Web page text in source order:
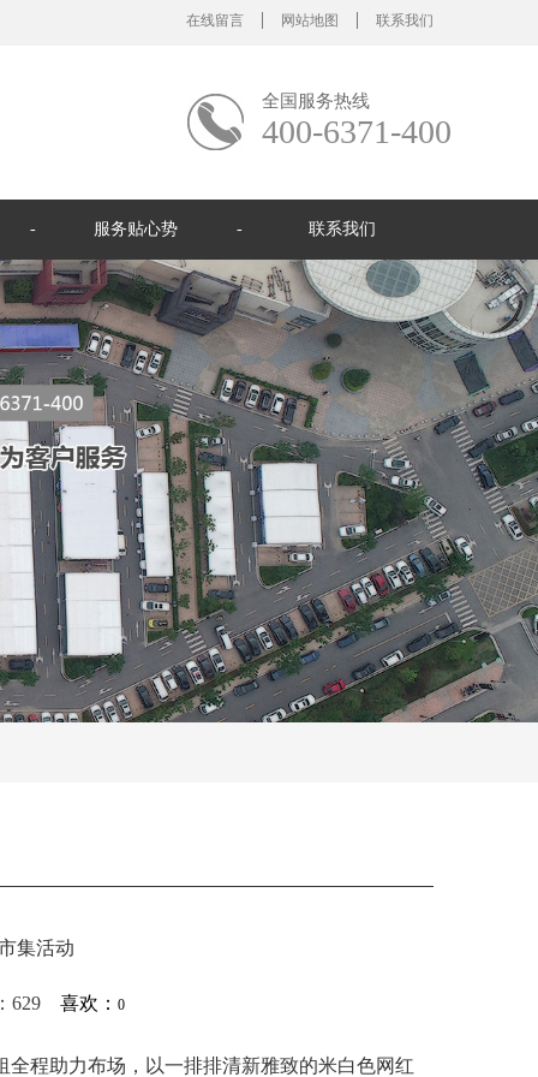
在线留言 网站地图 联系我们
全国服务热线
400-6371-400
服务贴心势 联系我们
集活动
629 喜欢： 0
程助力布场，以一排排清新雅致的米白色网红